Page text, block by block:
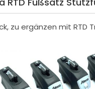
zu ergänzen mit RTD